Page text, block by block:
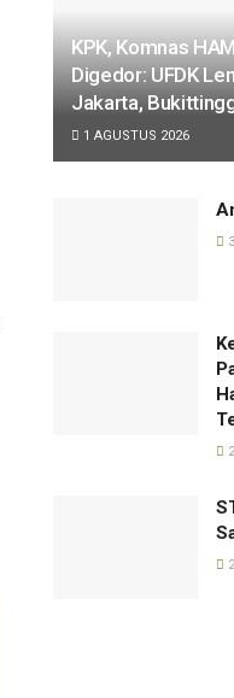
KPK, Komnas
Digedor: UFDK
Jakarta,
1 AGUSTUS 2026